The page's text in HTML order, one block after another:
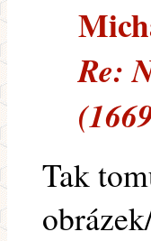
Re:
Tak